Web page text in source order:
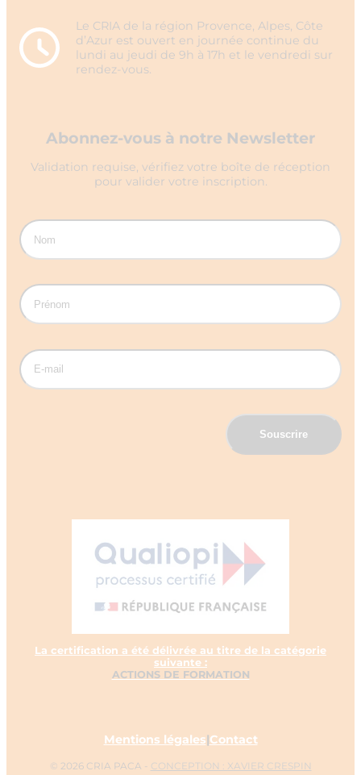
Le CRIA de la région Provence, Alpes, Côte
d’Azur est ouvert en journée continue du
lundi au jeudi de 9h à 17h et le vendredi sur
rendez-vous.
La certification a été délivrée au titre de la catégorie
suivante :
ACTIONS DE FORMATION
Abonnez-vous à notre Newsletter
Validation requise, vérifiez votre boîte de réception
pour valider votre inscription.
Mentions légales|Contact
© 2026 CRIA PACA - CONCEPTION : XAVIER CRESPIN